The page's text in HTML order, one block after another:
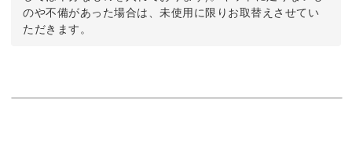
のや不備があった場合は、未使用に限りお取替えさせてい
ただきます。